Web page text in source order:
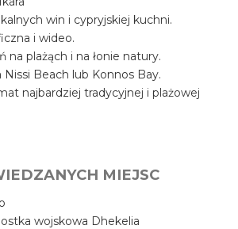
win i cypryjskiej kuchni.
i wideo.
na plażąch i na łonie natury.
Nissi Beach lub Konnos Bay.
najbardziej tradycyjnej i plażowej
MIEJSC
wojskowa Dhekelia